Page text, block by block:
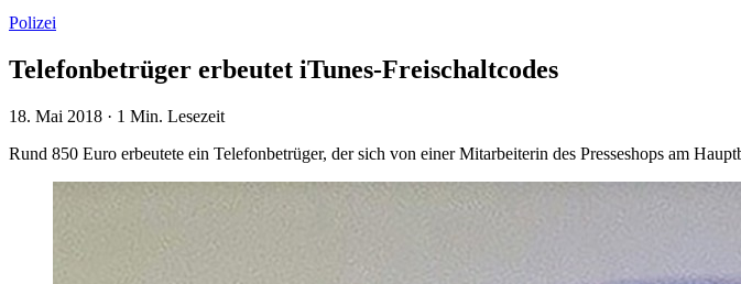
Polizei
Telefonbetrüger erbeutet iTunes-Freischaltcodes
18. Mai 2018 · 1 Min. Lesezeit
Rund 850 Euro erbeutete ein Telefonbetrüger, der sich von einer Mitarbeiterin des Presseshops am